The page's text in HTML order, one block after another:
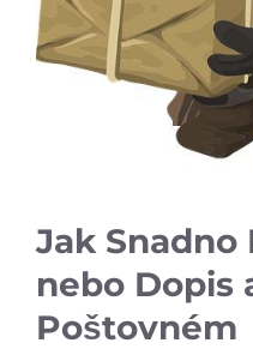
Jak Snadno
nebo Dopis
Poštovném